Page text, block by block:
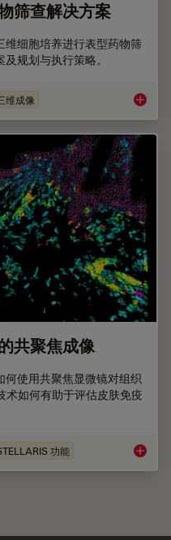
筛查解决方案
维细胞培养进行表型药物筛
规划与执行策略。
维成像 基于人
共聚焦成像
使用共聚焦显微镜对组织
术如何有助于评估皮肤免疫
功能 免疫细